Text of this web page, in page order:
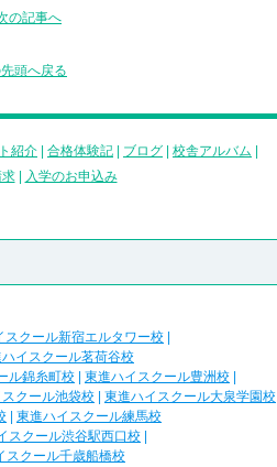
の記事へ
頭へ戻る
紹介 合格体験記 ブログ 校舎アルバム
|
入学のお申込み
スクール新宿エルタワー校
イスクール茗荷谷校
ル錦糸町校 東進ハイスクール豊洲校
クール池袋校 東進ハイスクール大泉学園校
東進ハイスクール練馬校
スクール渋谷駅西口校
スクール千歳船橋校